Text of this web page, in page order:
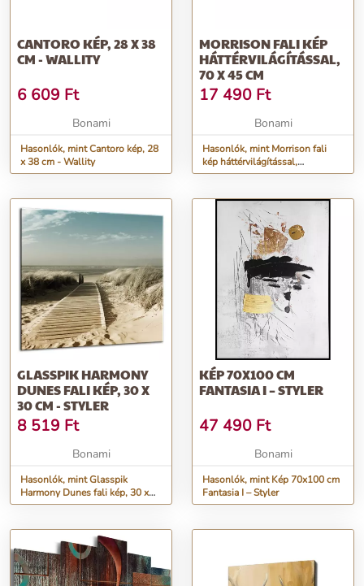
CANTORO KÉP, 28 X 38
CM - WALLITY
6 609 Ft
Bonami
Hasonlók, mint Cantoro kép, 28
x 38 cm - Wallity
MORRISON FALI KÉP
HÁTTÉRVILÁGÍTÁSSAL,
70 X 45 CM
17 490 Ft
Bonami
Hasonlók, mint Morrison fali
kép háttérvilágítással,
70 x 45 cm
GLASSPIK HARMONY
DUNES FALI KÉP, 30 X
30 CM - STYLER
8 519 Ft
Bonami
Hasonlók, mint Glasspik
Harmony Dunes fali kép, 30 x
30 cm - Styler
KÉP 70X100 CM
FANTASIA I – STYLER
47 490 Ft
Bonami
Hasonlók, mint Kép 70x100 cm
Fantasia I – Styler